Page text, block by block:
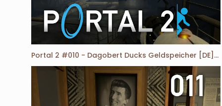
Portal 2 #010 - Dagobert Ducks Geldspeicher [DE][HD]